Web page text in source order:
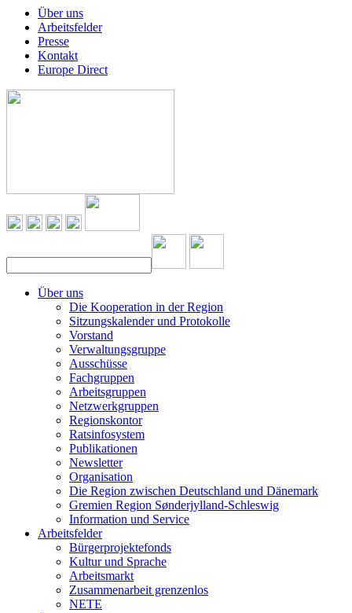
Über uns
Arbeitsfelder
Presse
Kontakt
Europe Direct
Über uns
Die Kooperation in der Region
Sitzungskalender und Protokolle
Vorstand
Verwaltungsgruppe
Ausschüsse
Fachgruppen
Arbeitsgruppen
Netzwerkgruppen
Regionskontor
Ratsinfosystem
Publikationen
Newsletter
Organisation
Die Region zwischen Deutschland und Dänemark
Gremien Region Sønderjylland-Schleswig
Information und Service
Arbeitsfelder
Bürgerprojektefonds
Kultur und Sprache
Arbeitsmarkt
Zusammenarbeit grenzenlos
NETE